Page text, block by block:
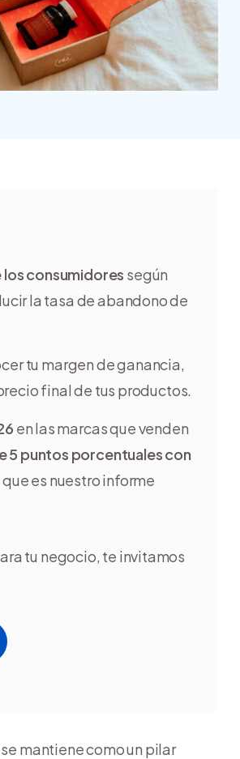
argentinas creadas con
Tiendanube
los consumidores según
la tasa de abandono de
tu margen de ganancia,
final de tus productos.
en las marcas que venden
5 puntos porcentuales con
es nuestro informe
tu negocio, te invitamos
mantiene como un pilar